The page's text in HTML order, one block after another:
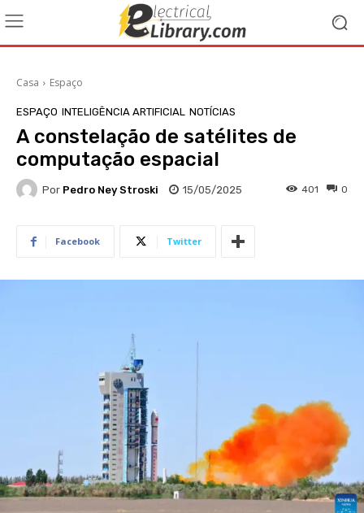
Casa Espaço
ESPAÇO INTELIGÊNCIA ARTIFICIAL NOTÍCIAS
A constelação de satélites de
computação espacial
Por Pedro Ney Stroski 15/05/2025 0
401
Facebook Twitter